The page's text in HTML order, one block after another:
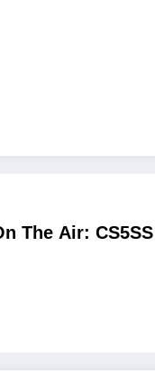
The Air: